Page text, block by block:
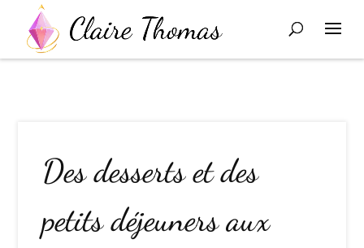
Des desserts et des
petits déjeuners aux